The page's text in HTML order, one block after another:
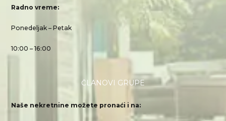
Radno vreme:
Ponedeljak – Petak
10:00 – 16:00
ČLANOVI GRUPE
Naše nekretnine možete pronaći i na: